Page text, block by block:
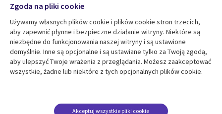
Centrum zasobów
Library
SECTIONS
Artykuły
Pomoc
Legal
POLSKA
Informacja prawna
Informacja o
Social
Media
SECTIONS
POLSKA
Zgoda na pliki cookie
Używamy własnych plików cookie i plików cookie stron trzecich,
aby zapewnić płynne i bezpieczne działanie witryny. Niektóre są
niezbędne do funkcjonowania naszej witryny i są ustawione
domyślnie. Inne są opcjonalne i są ustawiane tylko za Twoją zgodą,
aby ulepszyć Twoje wrażenia z przeglądania. Możesz zaakceptować
wszystkie, żadne lub niektóre z tych opcjonalnych plików cookie.
Akceptuj wszystkie pliki cookie